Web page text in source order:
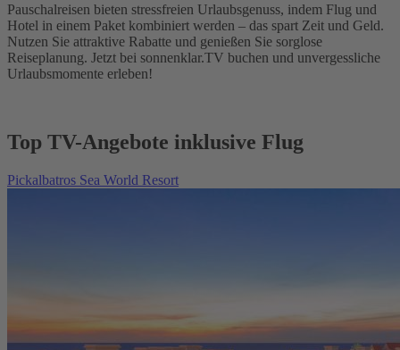
Pauschalreisen bieten stressfreien Urlaubsgenuss, indem Flug und
Hotel in einem Paket kombiniert werden – das spart Zeit und Geld.
Nutzen Sie attraktive Rabatte und genießen Sie sorglose
Reiseplanung. Jetzt bei sonnenklar.TV buchen und unvergessliche
Urlaubsmomente erleben!
Top TV-Angebote inklusive Flug
Pickalbatros Sea World Resort